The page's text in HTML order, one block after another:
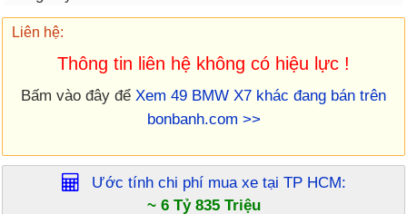
Liên hệ:
Thông tin liên hệ không có hiệu lực !
Bấm vào đây để Xem 49 BMW X7 khác đang bán trên
bonbanh.com >>
Ước tính chi phí mua xe tại TP HCM:
~ 6 Tỷ 835 Triệu